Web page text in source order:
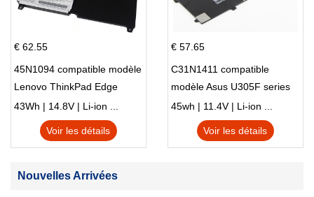
€ 62.55
45N1094 compatible modèle
Lenovo ThinkPad Edge
S230u Twist
43Wh | 14.8V | Li-ion ...
Voir les détails
€ 57.65
C31N1411 compatible
modèle Asus U305F series
45wh | 11.4V | Li-ion ...
Voir les détails
Nouvelles Arrivées